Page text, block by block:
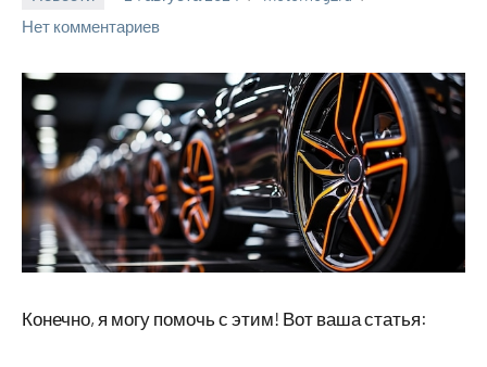
Нет комментариев
Конечно, я могу помочь с этим! Вот ваша статья: